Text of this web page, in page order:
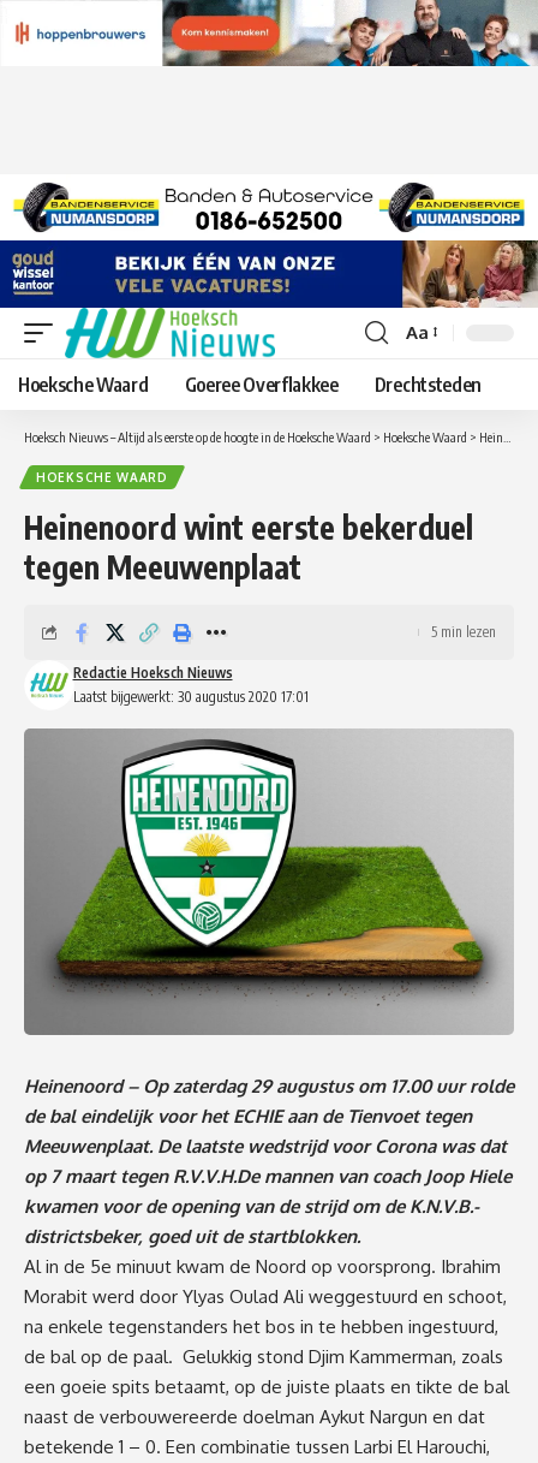
Lettergrootte
aanpassen
Aa
Hoeksche Waard Goeree Overflakkee Drechtsteden
Hoeksch Nieuws – Altijd als eerste op de hoogte in de Hoeksche Waard > Hoeksche Waard > Heinenoord wint eerste bekerduel tegen Meeuwenplaat
HOEKSCHE WAARD
Heinenoord wint eerste bekerduel
tegen Meeuwenplaat
Laatst bijgewerkt: 30 augustus 2020 17:01
Redactie Hoeksch Nieuws
5 min lezen
Heinenoord – Op zaterdag 29 augustus om 17.00 uur rolde
de bal eindelijk voor het ECHIE aan de Tienvoet tegen
Meeuwenplaat. De laatste wedstrijd voor Corona was dat
op 7 maart tegen R.V.V.H.De mannen van coach Joop Hiele
kwamen voor de opening van de strijd om de K.N.V.B.-
districtsbeker, goed uit de startblokken.
Al in de 5e minuut kwam de Noord op voorsprong. Ibrahim
Morabit werd door Ylyas Oulad Ali weggestuurd en schoot,
na enkele tegenstanders het bos in te hebben ingestuurd,
de bal op de paal. Gelukkig stond Djim Kammerman, zoals
een goeie spits betaamt, op de juiste plaats en tikte de bal
naast de verbouwereerde doelman Aykut Nargun en dat
betekende 1 – 0. Een combinatie tussen Larbi El Harouchi,